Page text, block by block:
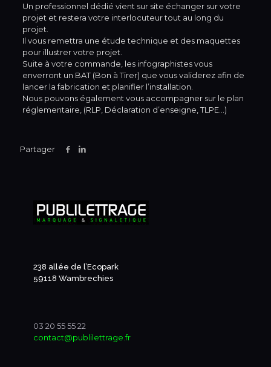
Un professionnel dédié vient sur site échanger sur votre
projet et restera votre interlocuteur tout au long du
projet.
Il vous remettra une étude technique et des maquettes
pour illustrer votre projet.
Suite à votre commande, les infographistes vous
enverront un BAT (Bon à Tirer) que vous validerez afin de
lancer la fabrication et planifier l’installation.
Nous pouvons également vous accompagner sur le plan
réglementaire, (RLP, Déclaration d’enseigne, TLPE…)
Partager
238 allée de l’Ecopark
59118 Wambrechies
03 20 55 55 22
contact@publilettrage.fr